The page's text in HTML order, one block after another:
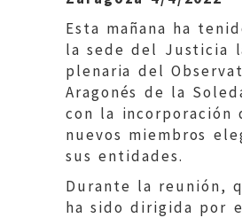
Esta mañana ha
la sede del Justicia
plenaria del
Aragonés de la
con la incorporación
nuevos miembros
sus entidades.
Durante la reunión,
ha sido dirigida por